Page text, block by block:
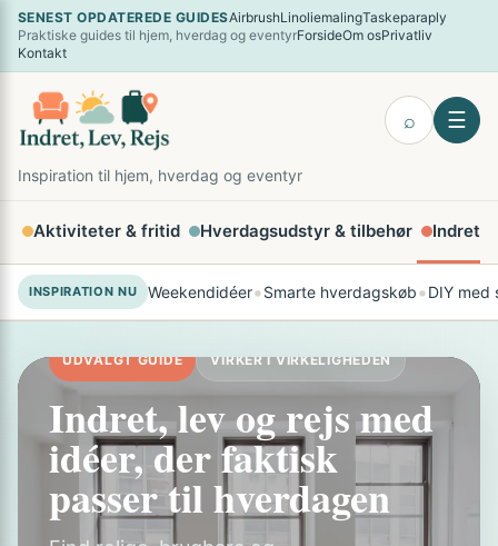
Spring
SENEST OPDATEREDE GUIDESAirbrushLinoliemalingTaskeparaply
Praktiske guides til hjem, hverdag og eventyrForsideOm osPrivatliv
Kontakt
⌕ ☰
Inspiration til hjem, hverdag og eventyr
Aktiviteter & fritid Hverdagsudstyr & tilbehør
INSPIRATION NU Weekendidéer•Smarte hverdagskøb•DIY med
UDVALGT GUIDE VIRKER I VIRKELIGHEDEN
Indret, lev og rejs med
idéer, der faktisk
passer til hverdagen